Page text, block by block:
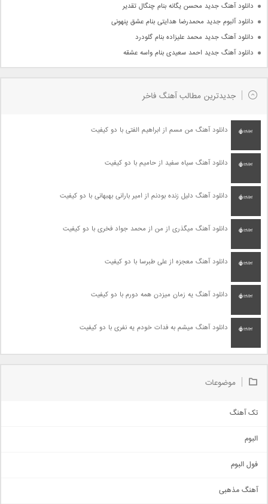
دانلود آهنگ جدید محسن یگانه بنام چنگال تقدیر
دانلود آلبوم جدید محمدرضا هدایتی بنام عشق پنهونی
دانلود آهنگ جدید محمد علیزاده بنام گلودرد
دانلود آهنگ جدید احمد سعیدی بنام واسه عشقه
جدیدترین مطالب آهنگ فاخر
دانلود آهنگ من مسم از ابراهیم الفتی با دو کیفیت
دانلود آهنگ سیاه سفید از حامیم با دو کیفیت
دانلود آهنگ دلیل زنده بودنم از امیر بارانی بهبهانی با دو کیفیت
دانلود آهنگ میگذری از من از محمد جواد فخری با دو کیفیت
دانلود آهنگ معجزه از علی طبرسا با دو کیفیت
دانلود آهنگ یه زمان میزدن همه دورم با دو کیفیت
دانلود آهنگ میشم به فدات خودم یه نفری با دو کیفیت
موضوعات
تک آهنگ
اجتماعی
حماسی
البوم
فول البوم
آهنگ مذهبی